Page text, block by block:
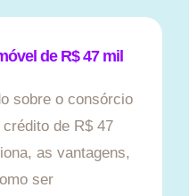
de R$ 47 mil
sobre o consórcio
de R$ 47
as vantagens,
ser